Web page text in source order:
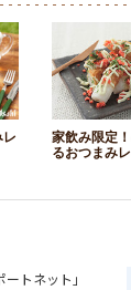
レ
家飲み限定
るおつまみ
トネット」